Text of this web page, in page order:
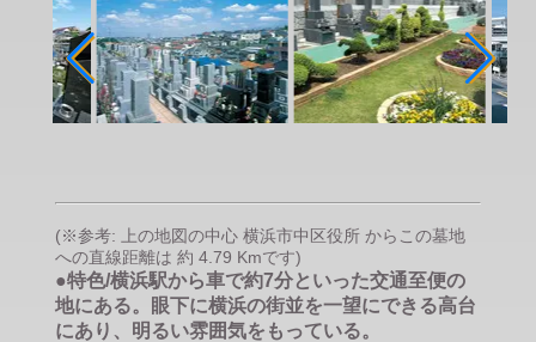
(※参考: 上の地図の中心 横浜市中区役所 からこの墓地
への直線距離は 約 4.79 Kmです)
●特色/横浜駅から車で約7分といった交通至便の
地にある。眼下に横浜の街並を一望にできる高台
にあり、明るい雰囲気をもっている。